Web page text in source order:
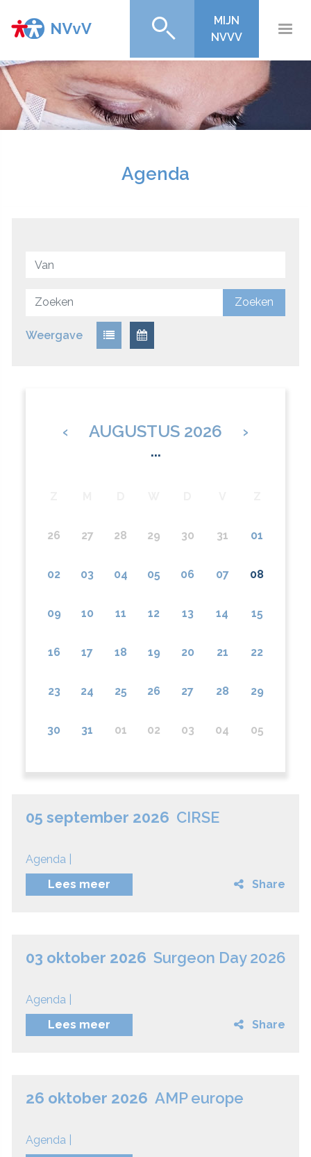
MIJN
NVVV
Agenda
Zoeken
Weergave
‹ AUGUSTUS 2026
›
...
26 27 28 29 30 31 01
02 03 04 05 06 07 08
09 10 11 12 13 14 15
16 17 18 19 20 21 22
23 24 25 26 27 28 29
30 31 01 02 03 04 05
05 september 2026 CIRSE
Agenda |
Lees meer
Share
03 oktober 2026 Surgeon Day 2026
Agenda |
Lees meer
Share
26 oktober 2026 AMP europe
Agenda |